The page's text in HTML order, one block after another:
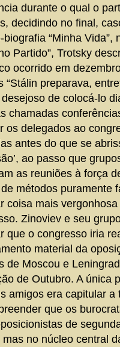
durante o qual o
decidindo no final,
biografia “Minha
Partido”, Trotsky
ocorrido em
“Stálin preparava,
de colocá-lo
chamadas
os delegados ao
antes do que se
ao passo que
as reuniões à força
métodos puramente
coisa mais
Zinoviev e seu
que o congresso iria
material da
de Moscou e
de Outubro. A única
amigos era capitular
que os
de
mas no núcleo central